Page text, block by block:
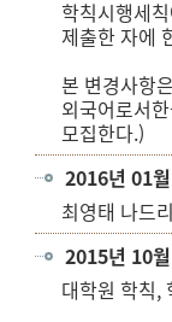
학칙시행세
제출한 자에
본 변경사항
외국어로서
모집한다.)
2016년 01
최영태 나드
2015년 10
대학원 학칙,